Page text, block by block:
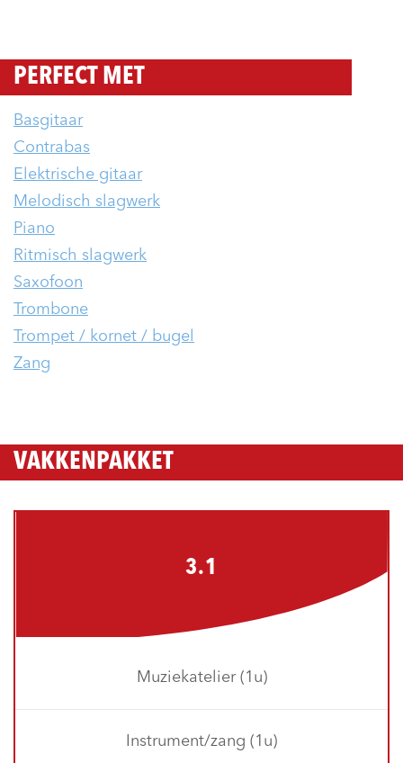
PERFECT MET
Basgitaar
Contrabas
Elektrische gitaar
Melodisch slagwerk
Piano
Ritmisch slagwerk
Saxofoon
Trombone
Trompet / kornet / bugel
Zang
VAKKENPAKKET
3.1
Muziekatelier (1u)
Instrument/zang (1u)